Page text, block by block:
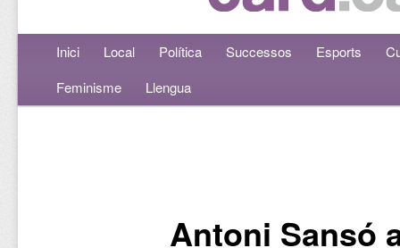
Menú principalAneu al contingut principal
Aneu al contingut secundari
Inici Local Política Successos Esports
Feminisme
Llengua
Antoni Sansó